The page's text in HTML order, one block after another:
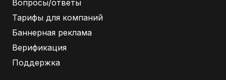
Вопросы/ответы
Тарифы для компаний
Баннерная реклама
Верификация
Поддержка